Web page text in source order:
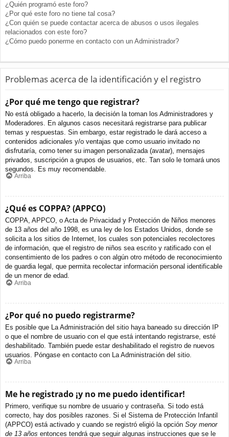
¿Quién programó este foro?
¿Por qué este foro no tiene tal cosa?
¿Con quién se puede contactar acerca de abusos o usos ilegales
relacionados con este foro?
¿Cómo puedo ponerme en contacto con un Administrador?
Problemas acerca de la identificación y el registro
¿Por qué me tengo que registrar?
No está obligado a hacerlo, la decisión la toman los Administradores y
Moderadores. En algunos casos necesitará registrarse para publicar
temas y respuestas. Sin embargo, estar registrado le dará acceso a
contenidos adicionales y/o ventajas que como usuario invitado no
disfrutaría, como tener su imagen personalizada (avatar), mensajes
privados, suscripción a grupos de usuarios, etc. Tan solo le tomará unos
segundos. Es muy recomendable.
Arriba
¿Qué es COPPA? (APPCO)
COPPA, APPCO, o Acta de Privacidad y Protección de Niños menores
de 13 años del año 1998, es una ley de los Estados Unidos, donde se
solicita a los sitios de Internet, los cuales son potenciales recolectores
de información, que el registro de niños sea escrito y ratificado con el
consentimiento de los padres o con algún otro método de reconocimiento
de guardia legal, que permita recolectar información personal identificable
de un menor de edad.
Arriba
¿Por qué no puedo registrarme?
Es posible que La Administración del sitio haya baneado su dirección IP
o que el nombre de usuario con el que está intentando registrarse, esté
deshabilitado. También puede estar deshabilitado el registro de nuevos
usuarios. Póngase en contacto con La Administración del sitio.
Arriba
Me he registrado ¡y no me puedo identificar!
Primero, verifique su nombre de usuario y contraseña. Si todo está
correcto, hay dos posibles razones. Si el Sistema de Protección Infantil
(APPCO) está activado y cuando se registró eligió la opción Soy menor
de 13 años entonces tendrá que seguir algunas instrucciones que se le